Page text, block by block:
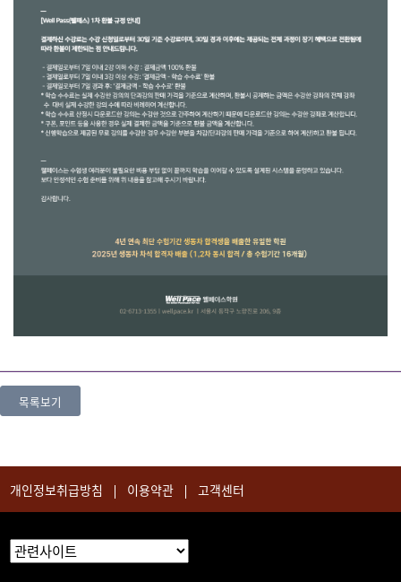
목록보기
개인정보취급방침 이용약관 고객센터